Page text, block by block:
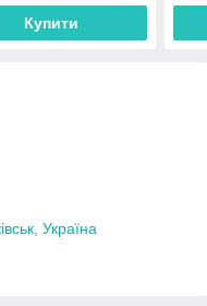
Купити
Україна